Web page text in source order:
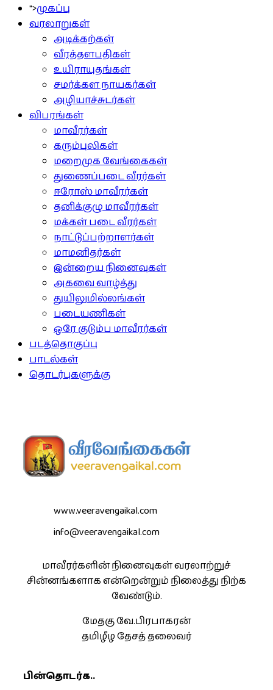
">முகப்பு
வரலாறுகள்
அடிக்கற்கள்
வீரத்தளபதிகள்
உயிராயுதங்கள்
சமர்க்கள நாயகர்கள்
அழியாச்சுடர்கள்
விபரங்கள்
மாவீரர்கள்
கரும்புலிகள்
மறைமுக வேங்கைகள்
துணைப்படை வீரர்கள்
ஈரோஸ் மாவீரர்கள்
தனிக்குழு மாவீரர்கள்
மக்கள் படை வீரர்கள்
நாட்டுப்பற்றாளர்கள்
மாமனிதர்கள்
இன்றைய நினைவுகள்
அகவை வாழ்த்து
துயிலுமில்லங்கள்
படையணிகள்
ஒரே குடும்ப மாவீரர்கள்
படத்தொகுப்பு
பாடல்கள்
தொடர்புகளுக்கு
www.veeravengaikal.com
info@veeravengaikal.com
மாவீரர்களின் நினைவுகள் வரலாற்றுச்
சின்னங்களாக என்றென்றும் நிலைத்து நிற்க
வேண்டும்.
மேதகு வே.பிரபாகரன்
தமிழீழ தேசத் தலைவர்
பின்தொடர்க..